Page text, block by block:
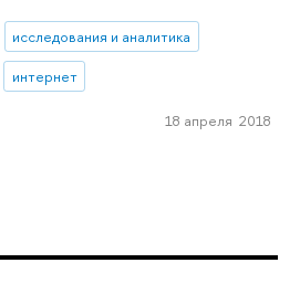
исследования и аналитика
интернет
18 апреля 2018